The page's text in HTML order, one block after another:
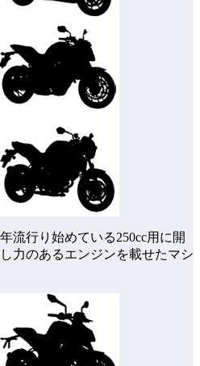
流行り始めている250cc用に開
力のあるエンジンを載せたマシ